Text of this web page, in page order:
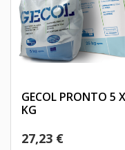
GECOL PRONTO 5
KG
27,23 €